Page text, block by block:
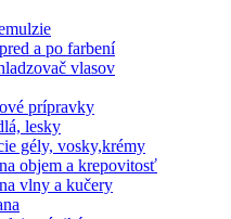
a po farbení
vlasov
prípravky
lesky
gély, vosky,krémy
objem a krepovitosť
vlny a kučery